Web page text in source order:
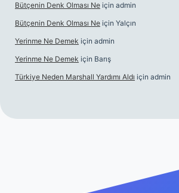
Bütçenin Denk Olması Ne için admin
Bütçenin Denk Olması Ne için Yalçın
Yerinme Ne Demek için admin
Yerinme Ne Demek için Barış
Türkiye Neden Marshall Yardımı Aldı için admin